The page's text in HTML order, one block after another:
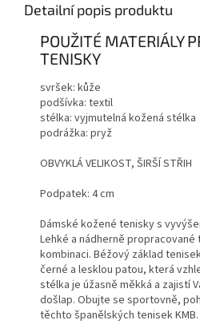
Detailní popis produktu
POUŽITÉ MATERIÁLY
TENISKY
svršek: kůže
podšívka: textil
stélka: vyjmutelná kožená stélka
podrážka: pryž
OBVYKLÁ VELIKOST, ŠIRŠÍ STŘIH
Podpatek: 4 cm
Dámské kožené tenisky s
Lehké a nádherně
kombinaci. Béžový základ
černé a lesklou patou, která
stélka je úžasně měkká a zajistí
došlap. Obujte se sportovně,
těchto španělských tenisek KMB.